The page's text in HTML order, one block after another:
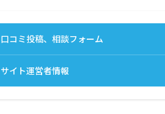
口コミ投稿、相談フォーム
サイト運営者情報